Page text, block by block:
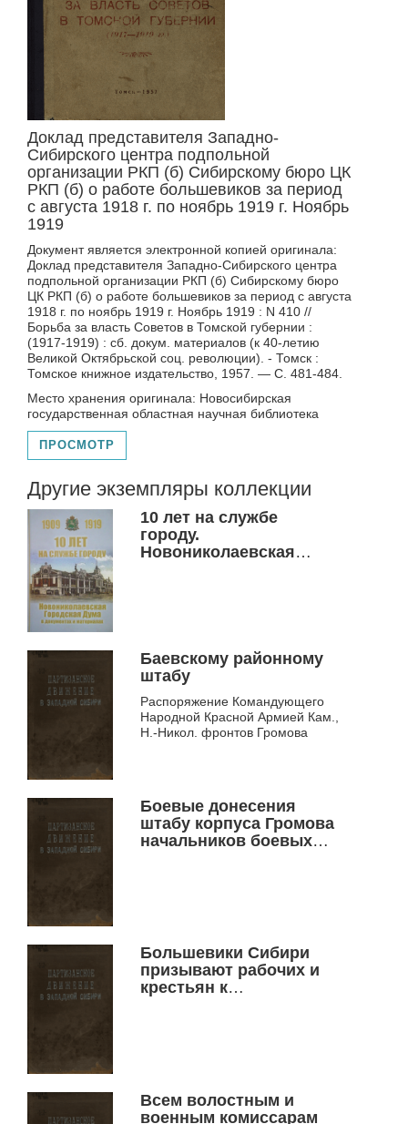
Доклад представителя Западно-
Сибирского центра подпольной
организации РКП (б) Сибирскому бюро ЦК
РКП (б) о работе большевиков за период
с августа 1918 г. по ноябрь 1919 г. Ноябрь
1919
Документ является электронной копией оригинала:
Доклад представителя Западно-Сибирского центра
подпольной организации РКП (б) Сибирскому бюро
ЦК РКП (б) о работе большевиков за период с августа
1918 г. по ноябрь 1919 г. Ноябрь 1919 : N 410 //
Борьба за власть Советов в Томской губернии :
(1917-1919) : сб. докум. материалов (к 40-летию
Великой Октябрьской соц. революции). - Томск :
Томское книжное издательство, 1957. — С. 481-484.
Место хранения оригинала: Новосибирская
государственная областная научная библиотека
ПРОСМОТР
Другие экземпляры коллекции
10 лет на службе
городу.
Новониколаевская
Баевскому районному
штабу
Распоряжение Командующего
Народной Красной Армией Кам.,
Н.-Никол. фронтов Громова
Боевые донесения
штабу корпуса Громова
начальников боевых
Большевики Сибири
призывают рабочих и
крестьян к
Всем волостным и
военным комиссарам